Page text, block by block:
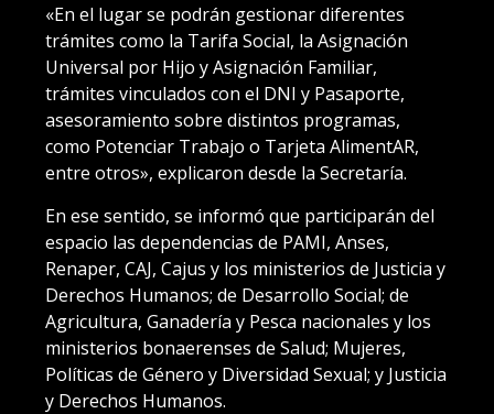
«En el lugar se podrán gestionar diferentes
trámites como la Tarifa Social, la Asignación
Universal por Hijo y Asignación Familiar,
trámites vinculados con el DNI y Pasaporte,
asesoramiento sobre distintos programas,
como Potenciar Trabajo o Tarjeta AlimentAR,
entre otros», explicaron desde la Secretaría.
En ese sentido, se informó que participarán del
espacio las dependencias de PAMI, Anses,
Renaper, CAJ, Cajus y los ministerios de Justicia y
Derechos Humanos; de Desarrollo Social; de
Agricultura, Ganadería y Pesca nacionales y los
ministerios bonaerenses de Salud; Mujeres,
Políticas de Género y Diversidad Sexual; y Justicia
y Derechos Humanos.